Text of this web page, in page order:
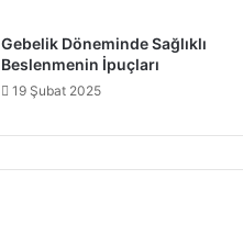
Gebelik Döneminde Sağlıklı
Beslenmenin İpuçları
19 Şubat 2025